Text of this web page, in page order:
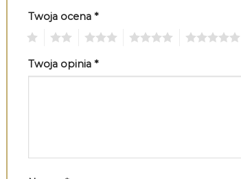
Twoja ocena *
Twoja opinia *